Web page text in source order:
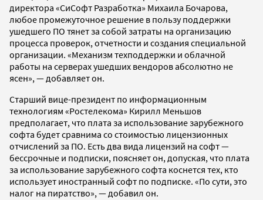
директора «СиСофт Разработка» Михаила Бочарова,
любое промежуточное решение в пользу поддержки
ушедшего ПО тянет за собой затраты на организацию
процесса проверок, отчетности и создания специальной
организации. «Механизм техподдержки и облачной
работы на серверах ушедших вендоров абсолютно не
ясен», — добавляет он.
Старший вице-президент по информационным
технологиям «Ростелекома» Кирилл Меньшов
предполагает, что плата за использование зарубежного
софта будет сравнима со стоимостью лицензионных
отчислений за ПО. Есть два вида лицензий на софт —
бессрочные и подписки, поясняет он, допуская, что плата
за использование зарубежного софта коснется тех, кто
использует иностранный софт по подписке. «По сути, это
налог на пиратство», — добавил он.